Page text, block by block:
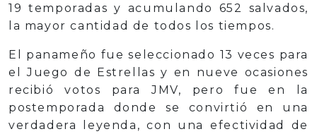
19 temporadas y acumulando 652 salvados,
la mayor cantidad de todos los tiempos.
El panameño fue seleccionado 13 veces para
el Juego de Estrellas y en nueve ocasiones
recibió votos para JMV, pero fue en la
postemporada donde se convirtió en una
verdadera leyenda, con una efectividad de